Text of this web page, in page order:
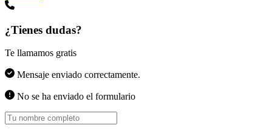
¿Tienes dudas?
Te llamamos gratis
Mensaje enviado correctamente.
No se ha enviado el formulario